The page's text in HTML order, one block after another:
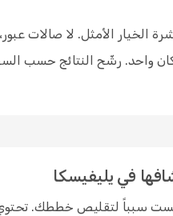
الخيار الأمثل. لا صالات
واحد. رشّح النتائج حسب
في يليفيسكا
سبباً لتقليص خططك. تحتوي